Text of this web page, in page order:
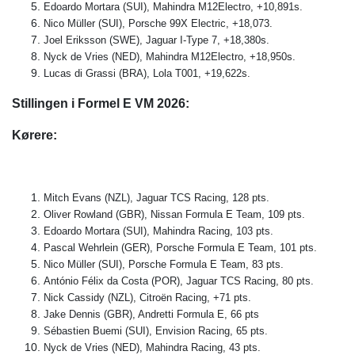
Edoardo Mortara (SUI), Mahindra M12Electro, +10,891s.
Nico Müller (SUI), Porsche 99X Electric, +18,073.
Joel Eriksson (SWE), Jaguar I-Type 7, +18,380s.
Nyck de Vries (NED), Mahindra M12Electro, +18,950s.
Lucas di Grassi (BRA), Lola T001, +19,622s.
Stillingen i Formel E VM 2026:
Kørere:
Mitch Evans (NZL), Jaguar TCS Racing, 128 pts.
Oliver Rowland (GBR), Nissan Formula E Team, 109 pts.
Edoardo Mortara (SUI), Mahindra Racing, 103 pts.
Pascal Wehrlein (GER), Porsche Formula E Team, 101 pts.
Nico Müller (SUI), Porsche Formula E Team, 83 pts.
António Félix da Costa (POR), Jaguar TCS Racing, 80 pts.
Nick Cassidy (NZL), Citroën Racing, +71 pts.
Jake Dennis (GBR), Andretti Formula E, 66 pts
Sébastien Buemi (SUI), Envision Racing, 65 pts.
Nyck de Vries (NED), Mahindra Racing, 43 pts.